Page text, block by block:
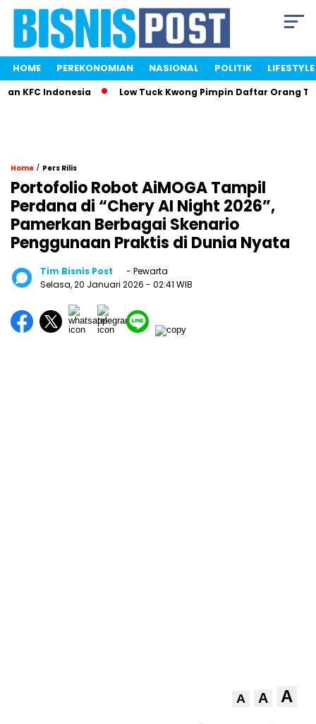
HOME PEREKONOMIAN NASIONAL POLITIK LIFESTYLE
KFC Indonesia Low Tuck Kwong Pimpin Daftar Orang
Home / Pers Rilis
Portofolio Robot AiMOGA Tampil
Perdana di “Chery AI Night 2026”,
Pamerkan Berbagai Skenario
Penggunaan Praktis di Dunia Nyata
Tim Bisnis Post
- Pewarta
Selasa, 20 Januari 2026 - 02:41 WIB
A A A